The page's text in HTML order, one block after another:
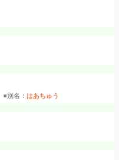
※別名： はあちゅう